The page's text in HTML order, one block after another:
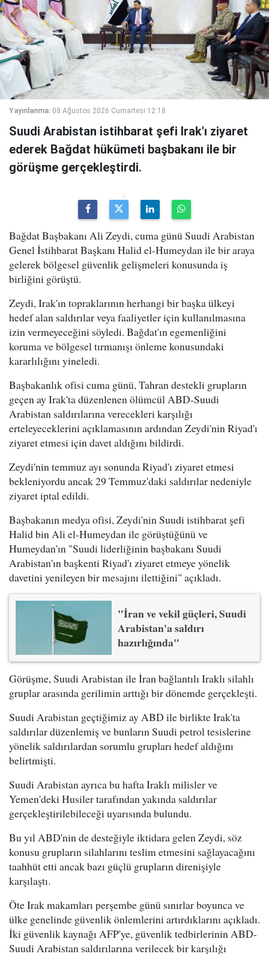
Yayınlanma: 08 Ağustos 2026 Cumartesi 12:18
Suudi Arabistan istihbarat şefi Irak'ı ziyaret
ederek Bağdat hükümeti başbakanı ile bir
görüşme gerçekleştirdi.
Bağdat Başbakanı Ali Zeydi, cuma günü Suudi Arabistan
Genel İstihbarat Başkanı Halid el-Humeydan ile bir araya
gelerek bölgesel güvenlik gelişmeleri konusunda iş
birliğini görüştü.
Zeydi, Irak'ın topraklarının herhangi bir başka ülkeyi
hedef alan saldırılar veya faaliyetler için kullanılmasına
izin vermeyeceğini söyledi. Bağdat'ın egemenliğini
koruma ve bölgesel tırmanışı önleme konusundaki
kararlılığını yineledi.
Başbakanlık ofisi cuma günü, Tahran destekli grupların
geçen ay Irak'ta düzenlenen ölümcül ABD-Suudi
Arabistan saldırılarına verecekleri karşılığı
erteleyeceklerini açıklamasının ardından Zeydi'nin Riyad'ı
ziyaret etmesi için davet aldığını bildirdi.
Zeydi'nin temmuz ayı sonunda Riyad'ı ziyaret etmesi
bekleniyordu ancak 29 Temmuz'daki saldırılar nedeniyle
ziyaret iptal edildi.
Başbakanın medya ofisi, Zeydi'nin Suudi istihbarat şefi
Halid bin Ali el-Humeydan ile görüştüğünü ve
Humeydan'ın "Suudi liderliğinin başbakanı Suudi
Arabistan'ın başkenti Riyad'ı ziyaret etmeye yönelik
davetini yenileyen bir mesajını ilettiğini" açıkladı.
"İran ve vekil güçleri, Suudi
Arabistan'a saldırı
hazırlığında"
Görüşme, Suudi Arabistan ile İran bağlantılı Iraklı silahlı
gruplar arasında gerilimin arttığı bir dönemde gerçekleşti.
Suudi Arabistan geçtiğimiz ay ABD ile birlikte Irak'ta
saldırılar düzenlemiş ve bunların Suudi petrol tesislerine
yönelik saldırılardan sorumlu grupları hedef aldığını
belirtmişti.
Suudi Arabistan ayrıca bu hafta Iraklı milisler ve
Yemen'deki Husiler tarafından yakında saldırılar
gerçekleştirilebileceği uyarısında bulundu.
Bu yıl ABD'nin de desteğiyle iktidara gelen Zeydi, söz
konusu grupların silahlarını teslim etmesini sağlayacağını
taahhüt etti ancak bazı güçlü grupların direnişiyle
karşılaştı.
Öte Irak makamları perşembe günü sınırlar boyunca ve
ülke genelinde güvenlik önlemlerini artırdıklarını açıkladı.
İki güvenlik kaynağı AFP'ye, güvenlik tedbirlerinin ABD-
Suudi Arabistan saldırılarına verilecek bir karşılığı